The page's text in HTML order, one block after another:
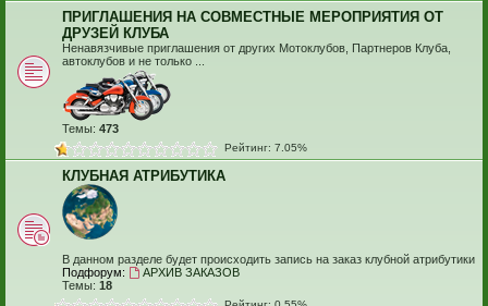
ПРИГЛАШЕНИЯ НА СОВМЕСТНЫЕ МЕРОПРИЯТИЯ ОТ
ДРУЗЕЙ КЛУБА
Ненавязчивые приглашения от других Мотоклубов, Партнеров Клуба,
автоклубов и не только ...
Темы: 473
Рейтинг: 7.05%
КЛУБНАЯ АТРИБУТИКА
В данном разделе будет происходить запись на заказ клубной атрибутики
Подфорум:
АРХИВ ЗАКАЗОВ
Темы: 18